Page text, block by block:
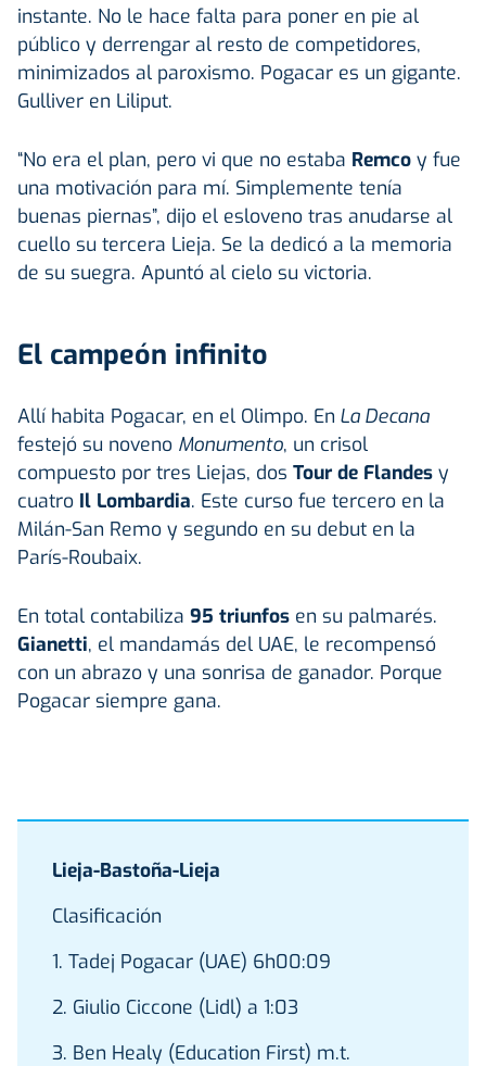
instante. No le hace falta para poner en pie al
público y derrengar al resto de competidores,
minimizados al paroxismo. Pogacar es un gigante.
Gulliver en Liliput.
“No era el plan, pero vi que no estaba Remco y fue
una motivación para mí. Simplemente tenía
buenas piernas”, dijo el esloveno tras anudarse al
cuello su tercera Lieja. Se la dedicó a la memoria
de su suegra. Apuntó al cielo su victoria.
El campeón infinito
Allí habita Pogacar, en el Olimpo. En La Decana
festejó su noveno Monumento, un crisol
compuesto por tres Liejas, dos Tour de Flandes y
cuatro Il Lombardia. Este curso fue tercero en la
Milán-San Remo y segundo en su debut en la
París-Roubaix.
En total contabiliza 95 triunfos en su palmarés.
Gianetti, el mandamás del UAE, le recompensó
con un abrazo y una sonrisa de ganador. Porque
Pogacar siempre gana.
Lieja-Bastoña-Lieja
Clasificación
1. Tadej Pogacar (UAE) 6h00:09
2. Giulio Ciccone (Lidl) a 1:03
3. Ben Healy (Education First) m.t.